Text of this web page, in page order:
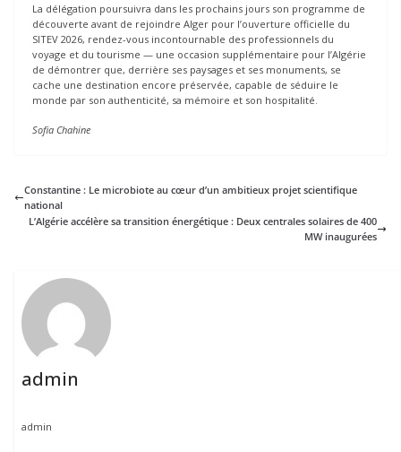
La délégation poursuivra dans les prochains jours son programme de
découverte avant de rejoindre Alger pour l’ouverture officielle du
SITEV 2026, rendez-vous incontournable des professionnels du
voyage et du tourisme — une occasion supplémentaire pour l’Algérie
de démontrer que, derrière ses paysages et ses monuments, se
cache une destination encore préservée, capable de séduire le
monde par son authenticité, sa mémoire et son hospitalité.
Sofia Chahine
Constantine : Le microbiote au cœur d’un ambitieux projet scientifique
national
L’Algérie accélère sa transition énergétique : Deux centrales solaires de 400
MW inaugurées
admin
admin